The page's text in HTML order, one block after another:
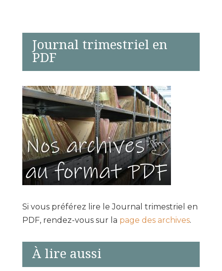
Journal trimestriel en
PDF
Si vous préférez lire le Journal trimestriel en
PDF, rendez-vous sur la page des archives.
À lire aussi